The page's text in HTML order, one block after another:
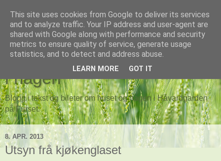
Hagen rundt huset og huset
i hagen
Blogg i tekst og bileter om huset og hagen i Håvardgarden
på Furset.
8. APR. 2013
Utsyn frå kjøkenglaset
This site uses cookies from Google to deliver its services
and to analyze traffic. Your IP address and user-agent are
shared with Google along with performance and security
metrics to ensure quality of service, generate usage
statistics, and to detect and address abuse.
LEARN MORE GOT IT